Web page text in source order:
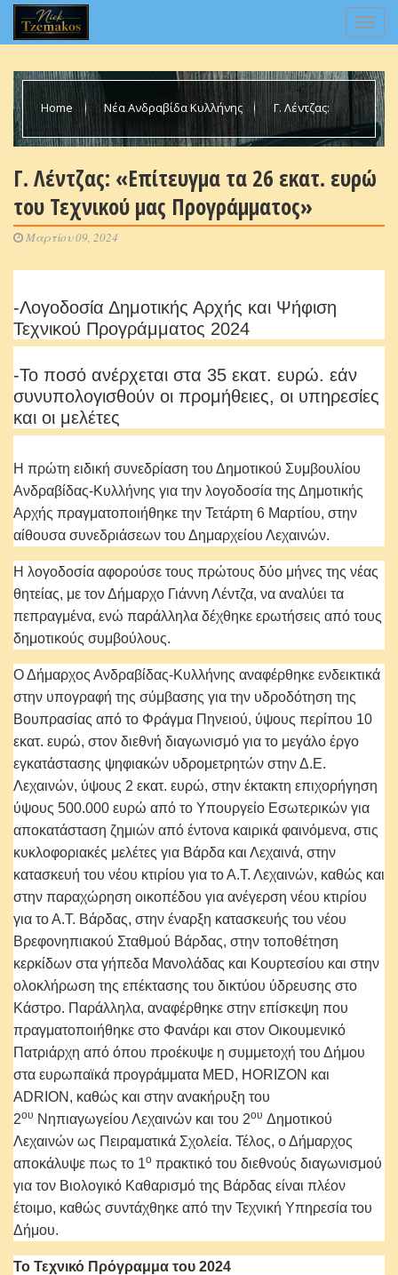
Home Νέα Ανδραβίδα Κυλλήνης Γ. Λέντζας:
Γ. Λέντζας: «Επίτευγμα τα 26 εκατ. ευρώ
του Τεχνικού μας Προγράμματος»
Μαρτίου 09, 2024
-Λογοδοσία Δημοτικής Αρχής και Ψήφιση
Τεχνικού Προγράμματος 2024
-Το ποσό ανέρχεται στα 35 εκατ. ευρώ. εάν
συνυπολογισθούν οι προμήθειες, οι υπηρεσίες
και οι μελέτες
Η πρώτη ειδική συνεδρίαση του Δημοτικού Συμβουλίου
Ανδραβίδας-Κυλλήνης για την λογοδοσία της Δημοτικής
Αρχής πραγματοποιήθηκε την Τετάρτη 6 Μαρτίου, στην
αίθουσα συνεδριάσεων του Δημαρχείου Λεχαινών.
Η λογοδοσία αφορούσε τους πρώτους δύο μήνες της νέας
θητείας, με τον Δήμαρχο Γιάννη Λέντζα, να αναλύει τα
πεπραγμένα, ενώ παράλληλα δέχθηκε ερωτήσεις από τους
δημοτικούς συμβούλους.
Ο Δήμαρχος Ανδραβίδας-Κυλλήνης αναφέρθηκε ενδεικτικά
στην υπογραφή της σύμβασης για την υδροδότηση της
Βουπρασίας από το Φράγμα Πηνειού, ύψους περίπου 10
εκατ. ευρώ, στον διεθνή διαγωνισμό για το μεγάλο έργο
εγκατάστασης ψηφιακών υδρομετρητών στην Δ.Ε.
Λεχαινών, ύψους 2 εκατ. ευρώ, στην έκτακτη επιχορήγηση
ύψους 500.000 ευρώ από το Υπουργείο Εσωτερικών για
αποκατάσταση ζημιών από έντονα καιρικά φαινόμενα, στις
κυκλοφοριακές μελέτες για Βάρδα και Λεχαινά, στην
κατασκευή του νέου κτιρίου για το Α.Τ. Λεχαινών, καθώς και
στην παραχώρηση οικοπέδου για ανέγερση νέου κτιρίου
για το Α.Τ. Βάρδας, στην έναρξη κατασκευής του νέου
Βρεφονηπιακού Σταθμού Βάρδας, στην τοποθέτηση
κερκίδων στα γήπεδα Μανολάδας και Κουρτεσίου και στην
ολοκλήρωση της επέκτασης του δικτύου ύδρευσης στο
Κάστρο. Παράλληλα, αναφέρθηκε στην επίσκεψη που
πραγματοποιήθηκε στο Φανάρι και στον Οικουμενικό
Πατριάρχη από όπου προέκυψε η συμμετοχή του Δήμου
στα ευρωπαϊκά προγράμματα MED, HORIZON και
ADRION, καθώς και στην ανακήρυξη του
2ου Νηπιαγωγείου Λεχαινών και του 2ου Δημοτικού
Λεχαινών ως Πειραματικά Σχολεία. Τέλος, ο Δήμαρχος
αποκάλυψε πως το 1ο πρακτικό του διεθνούς διαγωνισμού
για τον Βιολογικό Καθαρισμό της Βάρδας είναι πλέον
έτοιμο, καθώς συντάχθηκε από την Τεχνική Υπηρεσία του
Δήμου.
Το Τεχνικό Πρόγραμμα του 2024